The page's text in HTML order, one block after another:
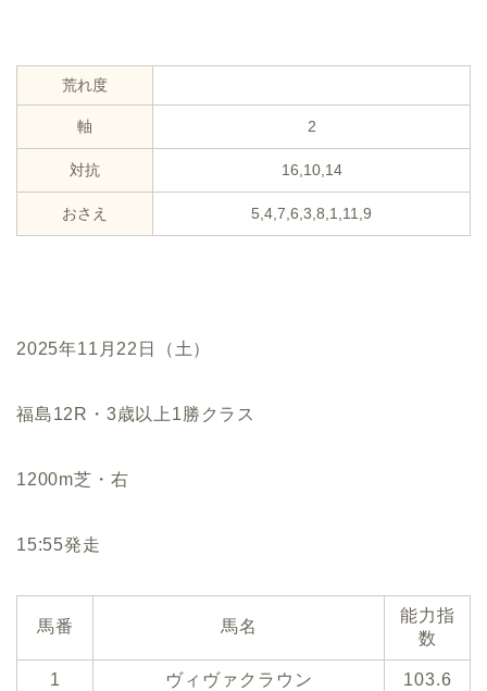
荒れ度
軸 2
対抗 16,10,14
おさえ 5,4,7,6,3,8,1,11,9
2025年11月22日（土）
福島12R・3歳以上1勝クラス
1200m芝・右
15:55発走
馬番 馬名
能力指
数
1 ヴィヴァクラウン 103.6